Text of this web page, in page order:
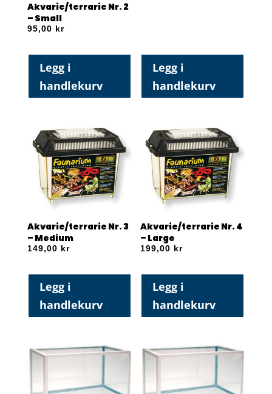
Akvarie/terrarie Nr. 2
– Small
95,00 kr
Legg i
handlekurv
Legg i
handlekurv
Akvarie/terrarie Nr. 3
– Medium
149,00 kr
Legg i
handlekurv
Akvarie/terrarie Nr. 4
– Large
199,00 kr
Legg i
handlekurv